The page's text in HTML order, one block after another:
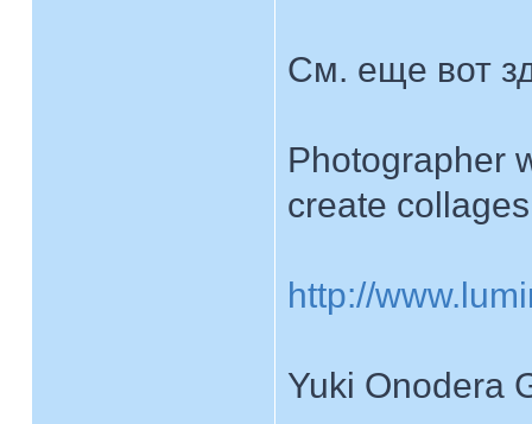
См. еще вот
Photographer
create
http://
Yuki Onodera